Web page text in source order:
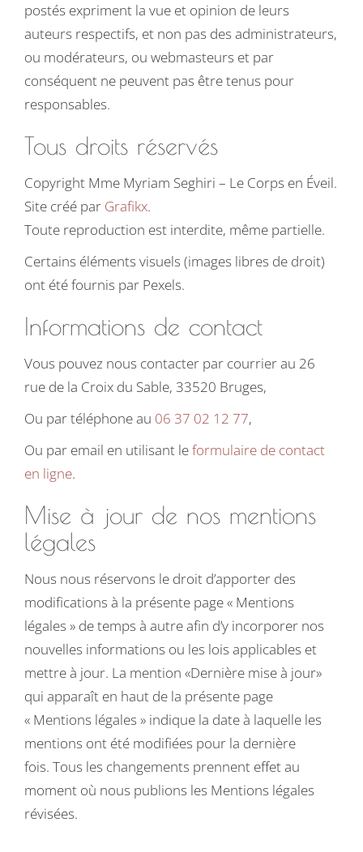
postés expriment la vue et opinion de leurs
auteurs respectifs, et non pas des administrateurs,
ou modérateurs, ou webmasteurs et par
conséquent ne peuvent pas être tenus pour
responsables.
Tous droits réservés
Copyright Mme Myriam Seghiri – Le Corps en Éveil.
Site créé par Grafikx.
Toute reproduction est interdite, même partielle.
Certains éléments visuels (images libres de droit)
ont été fournis par Pexels.
Informations de contact
Vous pouvez nous contacter par courrier au 26
rue de la Croix du Sable, 33520 Bruges,
Ou par téléphone au 06 37 02 12 77,
Ou par email en utilisant leformulaire de contact
en ligne.
Mise à jour de nos mentions
légales
Nous nous réservons le droit d’apporter des
modifications à la présente page « Mentions
légales » de temps à autre afin d’y incorporer nos
nouvelles informations ou les lois applicables et
mettre à jour. La mention «Dernière mise à jour»
qui apparaît en haut de la présente page
« Mentions légales » indique la date à laquelle les
mentions ont été modifiées pour la dernière
fois. Tous les changements prennent effet au
moment où nous publions les Mentions légales
révisées.